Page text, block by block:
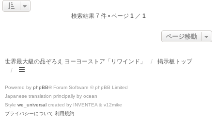
検索結果 7 件 • ページ 1 ／ 1
ページ移動
世界最大級の品ぞろえ ヨーヨーストア「リワインド」 掲示板トップ
Powered by phpBB® Forum Software © phpBB Limited
Japanese translation principally by ocean
Style we_universal created by INVENTEA & v12mike
プライバシーについて 利用規約